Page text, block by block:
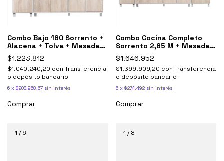
Combo Bajo 160 Sorrento +
Alacena + Tolva + Mesada
Johnson
$1.223.812
$1.040.240,20 con Transferencia
o depósito bancario
6 x $203.968,67 sin interés
Comprar
Combo Cocina Completo
Sorrento 2,65 M + Mesada
Johnson Acero
$1.646.952
$1.399.909,20 con Transferencia
o depósito bancario
6 x $274.492 sin interés
Comprar
1 /6 1 /8